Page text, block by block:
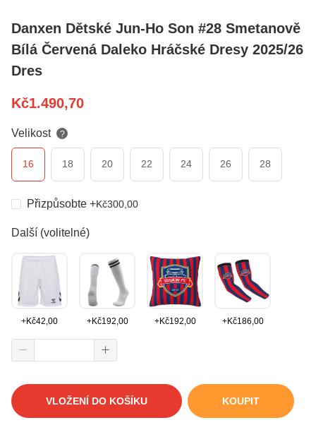
Danxen Dětské Jun-Ho Son #28 Smetanově
Bílá Červená Daleko Hráčské Dresy 2025/26
Dres
Kč1.490,70
Velikost ?
16 18 20 22 24 26 28
Přizpůsobte +Kč300,00
Další (volitelné)
+Kč42,00 +Kč192,00 +Kč192,00 +Kč186,00
VLOŽENÍ DO KOŠÍKU KOUPIT